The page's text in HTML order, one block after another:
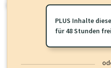
oder loggen Sie sich ein um diese
PLUS Inhalte
für 48 Stunden